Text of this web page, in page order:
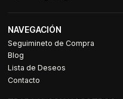
NAVEGACIÓN
Seguimineto de Compra
Blog
Lista de Deseos
Contacto